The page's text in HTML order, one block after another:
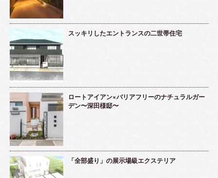
スッキリしたエントランスの二世帯住宅
ロートアイアン×バリアフリーのナチュラルガー
デン〜深田様邸〜
「全部盛り」の展示場級エクステリア